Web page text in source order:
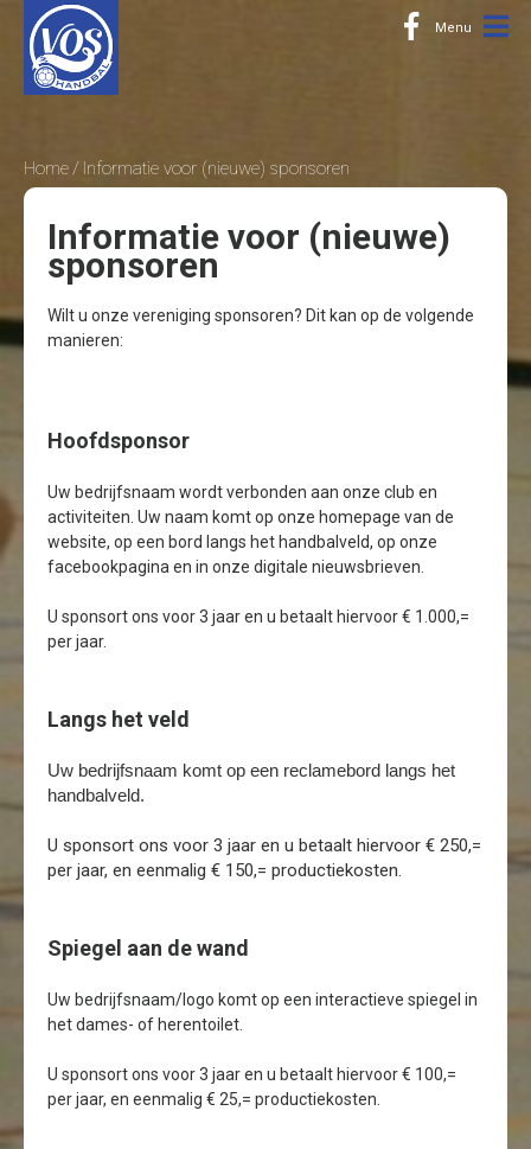
Home Informatie voor (nieuwe) sponsoren
Informatie voor (nieuwe)
sponsoren
Wilt u onze vereniging sponsoren? Dit kan op de volgende
manieren:
Hoofdsponsor
Uw bedrijfsnaam wordt verbonden aan onze club en
activiteiten. Uw naam komt op onze homepage van de
website, op een bord langs het handbalveld, op onze
facebookpagina en in onze digitale nieuwsbrieven.
U sponsort ons voor 3 jaar en u betaalt hiervoor € 1.000,=
per jaar.
Langs het veld
Uw bedrijfsnaam komt op een reclamebord langs het
handbalveld.
U sponsort ons voor 3 jaar en u betaalt hiervoor € 250,=
per jaar, en eenmalig € 150,= productiekosten.
Spiegel aan de wand
Uw bedrijfsnaam/logo komt op een interactieve spiegel in
het dames- of herentoilet.
U sponsort ons voor 3 jaar en u betaalt hiervoor € 100,=
per jaar, en eenmalig € 25,= productiekosten.